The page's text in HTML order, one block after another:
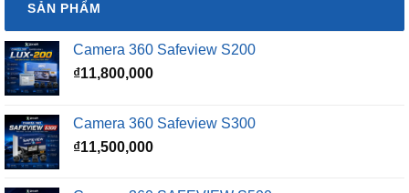
SẢN PHẨM
Camera 360 Safeview S200
₫11,800,000
Camera 360 Safeview S300
₫11,500,000